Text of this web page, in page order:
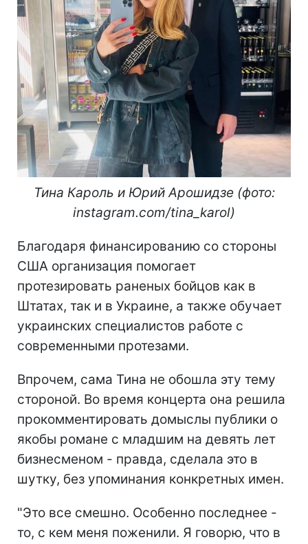
Тина Кароль и Юрий Арошидзе (фото:
instagram.com/tina_karol)
Благодаря финансированию со стороны
США организация помогает
протезировать раненых бойцов как в
Штатах, так и в Украине, а также обучает
украинских специалистов работе с
современными протезами.
Впрочем, сама Тина не обошла эту тему
стороной. Во время концерта она решила
прокомментировать домыслы публики о
якобы романе с младшим на девять лет
бизнесменом - правда, сделала это в
шутку, без упоминания конкретных имен.
"Это все смешно. Особенно последнее -
то, с кем меня поженили. Я говорю, что в